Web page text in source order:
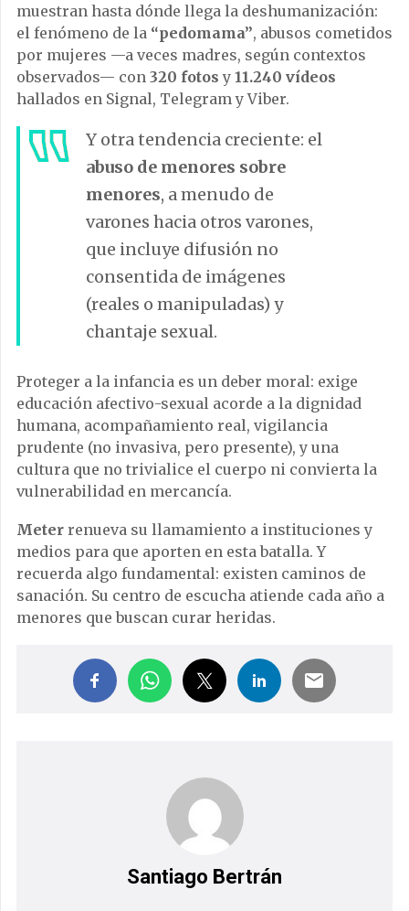
muestran hasta dónde llega la deshumanización:
el fenómeno de la “pedomama”, abusos cometidos
por mujeres —a veces madres, según contextos
observados— con 320 fotos y 11.240 vídeos
hallados en Signal, Telegram y Viber.
Y otra tendencia creciente: el
abuso de menores sobre
menores, a menudo de
varones hacia otros varones,
que incluye difusión no
consentida de imágenes
(reales o manipuladas) y
chantaje sexual.
Proteger a la infancia es un deber moral: exige
educación afectivo-sexual acorde a la dignidad
humana, acompañamiento real, vigilancia
prudente (no invasiva, pero presente), y una
cultura que no trivialice el cuerpo ni convierta la
vulnerabilidad en mercancía.
Meter renueva su llamamiento a instituciones y
medios para que aporten en esta batalla. Y
recuerda algo fundamental: existen caminos de
sanación. Su centro de escucha atiende cada año a
menores que buscan curar heridas.
Santiago Bertrán